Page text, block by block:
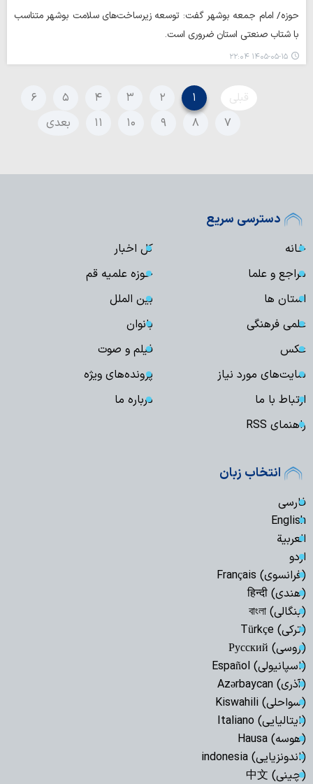
حوزه/ امام جمعه بوشهر گفت: توسعه زیرساخت‌های سلامت بوشهر متناسب
با شتاب صنعتی استان ضروری است.
۱۴۰۵-۰۵-۱۵ ۲۲:۰۴
قبلی ۱ ۲ ۳ ۴ ۵
۶
۷
۸ ۹ ۱۰ ۱۱ بعدی
دسترسی سریع
خانه
کل اخبار
مراجع و علما
حوزه علمیه قم
استان ها
بین الملل
علمی فرهنگی
بانوان
عکس
فیلم و صوت
سایت‌های مورد نیاز
پرونده‌های ویژه
ارتباط با ما
درباره ما
راهنمای RSS
انتخاب زبان
فارسی
English
العربیة
اردو
(فرانسوی) Français
(هندی) हिन्दी
(بنگالی) বাংলা
(ترکی) Türkçe
(روسی) Русский
(اسپانیولی) Español
(آذری) Azərbaycan
(سواحلی) Kiswahili
(ایتالیایی) Italiano
(هوسه) Hausa
(اندونزیایی) indonesia
(چینی) 中文